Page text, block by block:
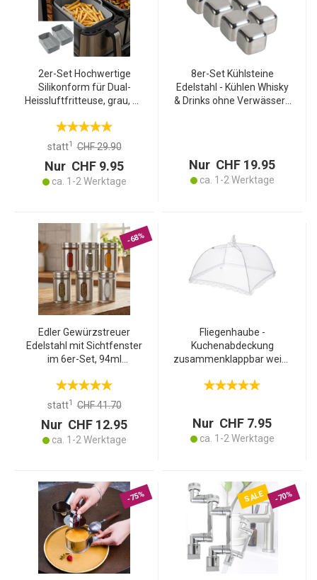
2er-Set Hochwertige
Silikonform für Dual-
Heissluftfritteuse, grau, 20
hitzebeständig &
spülmaschinenfest
statt1 CHF 29.90
Nur CHF 9.95
ca. 1-2 Werktage
8er-Set Kühlsteine
Edelstahl - Kühlen Whisky
& Drinks ohne Verwässern
Nur CHF 19.95
ca. 1-2 Werktage
-68%
Edler Gewürzstreuer
Edelstahl mit Sichtfenster
im 6er-Set, 94ml
Kräuter Salz Pfeffer
Streuer mit 3
statt1 CHF 41.70
Nur CHF 12.95
ca. 1-2 Werktage
Fliegenhaube -
Kuchenabdeckung
zusammenklappbar weiss
Schutz vor Insekten für
Nur CHF 7.95
ca. 1-2 Werktage
-75% SALE -70%